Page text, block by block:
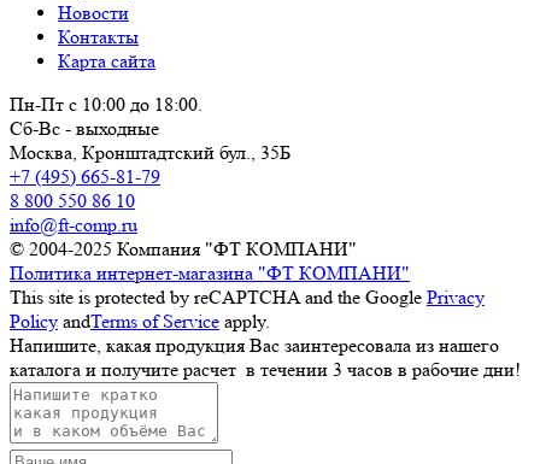
Новости
Контакты
Карта сайта
Пн-Пт с 10:00 до 18:00.
Сб-Вс - выходные
Москва, Кронштадтский бул., 35Б
+7 (495) 665-81-79
8 800 550 86 10
info@ft-comp.ru
© 2004-2025 Компания "ФТ КОМПАНИ"
Политика интернет-магазина "ФТ КОМПАНИ"
This site is protected by reCAPTCHA and the Google Privacy
Policy andTerms of Service apply.
Напишите, какая продукция Вас заинтересовала из нашего
каталога и получите расчет в течении 3 часов в рабочие дни!